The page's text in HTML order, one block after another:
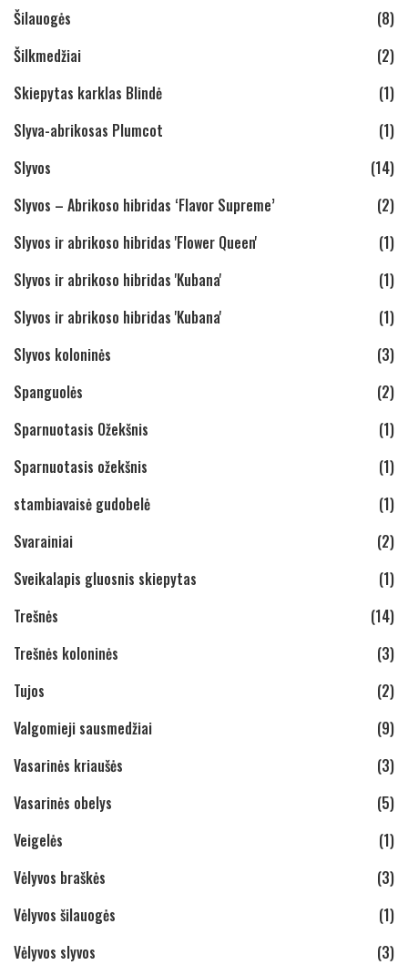
Šilauogės
(8)
Šilkmedžiai
(2)
Skiepytas karklas Blindė
(1)
Slyva-abrikosas Plumcot
(1)
Slyvos
(14)
Slyvos – Abrikoso hibridas ‘Flavor Supreme’
(2)
Slyvos ir abrikoso hibridas 'Flower Queen'
(1)
Slyvos ir abrikoso hibridas 'Kubana'
(1)
Slyvos ir abrikoso hibridas 'Kubana'
(1)
Slyvos koloninės
(3)
Spanguolės
(2)
Sparnuotasis Ožekšnis
(1)
Sparnuotasis ožekšnis
(1)
stambiavaisė gudobelė
(1)
Svarainiai
(2)
Sveikalapis gluosnis skiepytas
(1)
Trešnės
(14)
Trešnės koloninės
(3)
Tujos
(2)
Valgomieji sausmedžiai
(9)
Vasarinės kriaušės
(3)
Vasarinės obelys
(5)
Veigelės
(1)
Vėlyvos braškės
(3)
Vėlyvos šilauogės
(1)
Vėlyvos slyvos
(3)